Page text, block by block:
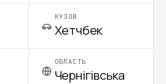
КУЗОВ
Хетчбек
ОБЛАСТЬ
Чернігівська